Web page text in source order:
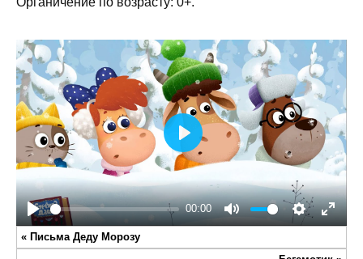
Play
00:00
Mute Settings
Enter
Play
« Письма Деду Морозу